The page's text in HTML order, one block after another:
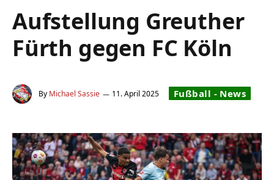
Aufstellung Greuther
Fürth gegen FC Köln
By Michael Sassie 11. April 2025 Fußball - News